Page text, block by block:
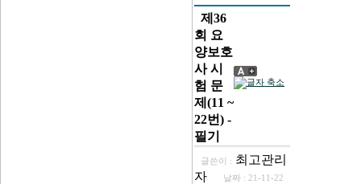
제36
회 요
양보호
사 시
험 문
제(11 ~
22번) -
필기
글쓴이 : 최고관리
자
날짜 : 21-11-22